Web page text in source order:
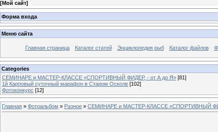
[Мой сайт]
Форма входа
Меню сайта
Главная страница Каталог статей Энциклопедия рыб Каталог файлов
Categories
СЕМИНАРЕ и МАСТЕР-КЛАССЕ «СПОРТИВНЫЙ ФИДЕР, - от А до Я» [81]
1й Карповый суточный марафон в Старом Осколе [102]
Фотоконкурс [12]
Главная » Фотоальбом » Разное » СЕМИНАРЕ и МАСТЕР-КЛАССЕ «СПОРТИВНЫЙ